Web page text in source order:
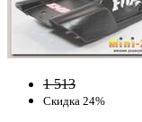
1 513
Скидка 24%